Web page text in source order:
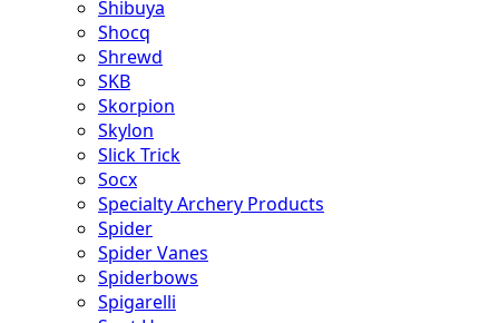
Shibuya
Shocq
Shrewd
SKB
Skorpion
Skylon
Slick Trick
Socx
Specialty Archery Products
Spider
Spider Vanes
Spiderbows
Spigarelli